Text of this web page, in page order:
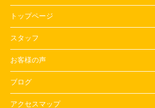
トップページ
スタッフ
お客様の声
ブログ
アクセスマップ